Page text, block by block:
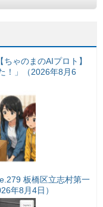
ゃのまのAIプロト】
！」（2026年8月6
板橋区立志村第一
年8月4日）